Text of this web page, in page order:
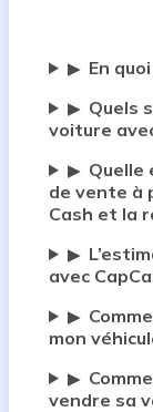
▶ En
▶ Quels
voiture
▶ Quelle
de vente à
Cash et la
▶
avec
▶
mon
▶
vendre sa